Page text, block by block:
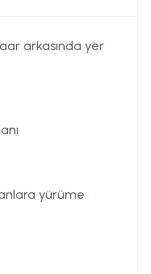
arkasında yer
yürüme